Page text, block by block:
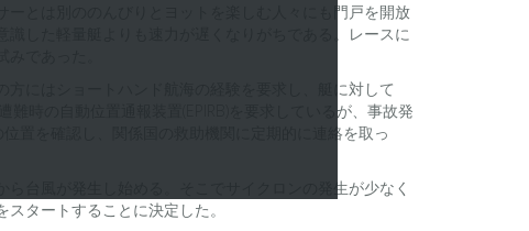
ーとは別ののんびりとヨットを楽しむ人々にも門戸を開放
した軽量艇よりも速力が遅くなりがちである。レースに
にはショートハンド航海の経験を要求し、艇に対して
時の自動位置通報装置(EPIRB)を要求しているが、事故発
置を確認し、関係国の救助機関に定期的に連絡を取っ
台風が発生し始める。そこでサイクロンの発生が少なく
タートすることに決定した。